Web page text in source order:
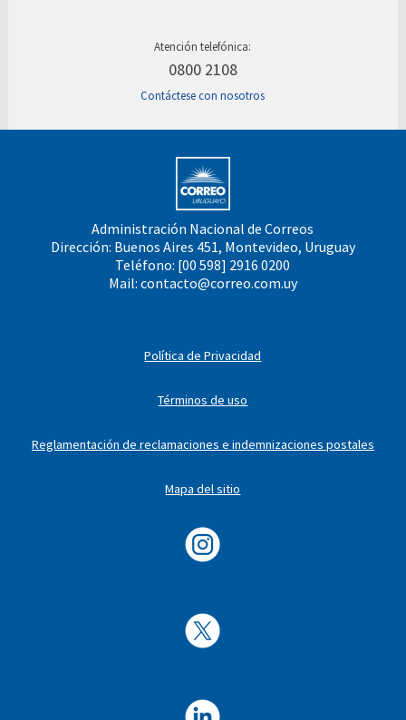
Atención telefónica:
0800 2108
Contáctese con nosotros
Administración Nacional de Correos
Dirección: Buenos Aires 451, Montevideo, Uruguay
Teléfono: [00 598] 2916 0200
Mail: contacto@correo.com.uy
Política de Privacidad
Términos de uso
Reglamentación de reclamaciones e indemnizaciones postales
Mapa del sitio